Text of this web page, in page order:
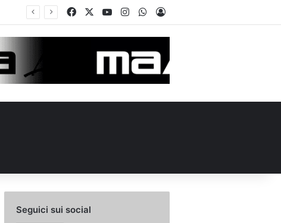
FacebookYou TubeInstagramWhatsApp
Accedi
Seguici sui social